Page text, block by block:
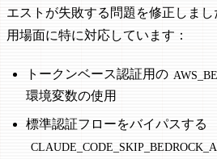
エストが失敗する問題を修正しま
用場面に特に対応しています：
トークンベース認証用の
環境変数の使用
標準認証フローをバイパスする